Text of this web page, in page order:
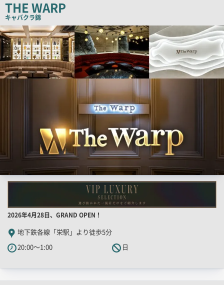
コ
ピ
ー
THE WARP
キャバクラ錦
検
索
結
果
一
覧
用
画
店
舗
PR
キ
2026年4月28日、GRAND OPEN！
地下鉄各線「栄駅」より徒歩5分
20:00～1:00
日